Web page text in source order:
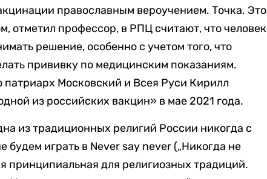
православным вероучением. Точка. Это
отметил профессор, в РПЦ считают, что человек
решение, особенно с учетом того, что
прививку по медицинским показаниям.
патриарх Московский и Всея Руси Кирилл
из российских вакцин» в мае 2021 года.
из традиционных религий России никогда с
будем играть в Never say never („Никогда не
принципиальная для религиозных традиций.